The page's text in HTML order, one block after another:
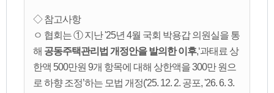
◇ 참고사항
ㅇ 협회는 ① 지난 '25년 4월 국회 박용갑 의원실을 통
해 공동주택관리법 개정안을 발의한 이후,‘과태료 상
한액 500만원 9개 항목에 대해 상한액을 300만 원으
로 하향 조정’하는 모법 개정('25. 12. 2. 공포, '26. 6. 3.